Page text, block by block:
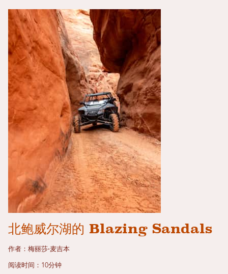
北鲍威尔湖的 Blazing Sandals
作者：梅丽莎·麦吉本
阅读时间：10分钟